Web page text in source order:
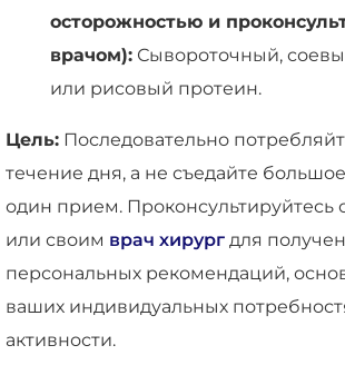
осторожностью и
врачом): Сывороточный,
или рисовый протеин.
Цель: Последовательно
течение дня, а не съедайте
один прием. Проконсультируйтесь
или своим врач хирург для
персональных рекомендаций,
ваших индивидуальных
активности.